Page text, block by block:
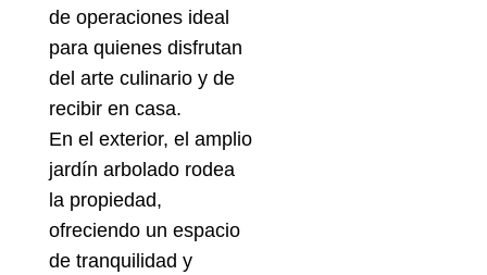
de operaciones ideal
para quienes disfrutan
del arte culinario y de
recibir en casa.
En el exterior, el amplio
jardín arbolado rodea
la propiedad,
ofreciendo un espacio
de tranquilidad y